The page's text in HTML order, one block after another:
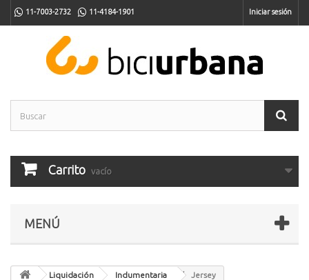
11-7003-2732 11-4184-1901 Iniciar sesión
Carrito vacío
MENÚ
Liquidación Indumentaria Jersey